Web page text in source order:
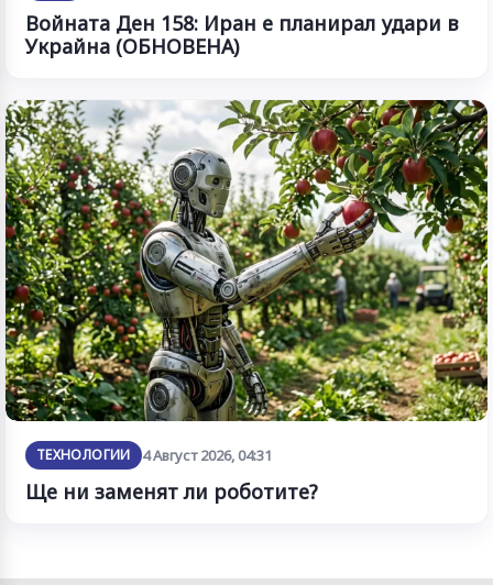
Войната Ден 158: Иран е планирал удари в
Украйна (ОБНОВЕНА)
ТЕХНОЛОГИИ 4 Август 2026, 04:31
Ще ни заменят ли роботите?